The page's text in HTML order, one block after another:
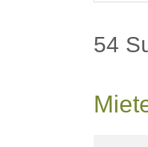
54